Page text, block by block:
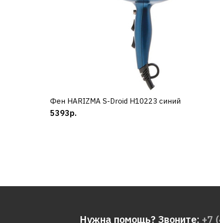
КУПИТЬ
Фен HARIZMA S-Droid H10223 синий
5393р.
Нужна помощь? Звоните: +7